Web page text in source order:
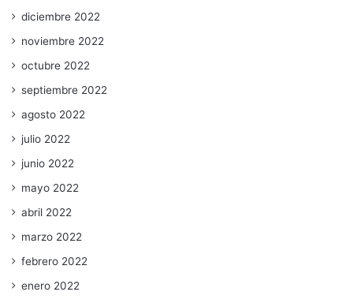
diciembre 2022
noviembre 2022
octubre 2022
septiembre 2022
agosto 2022
julio 2022
junio 2022
mayo 2022
abril 2022
marzo 2022
febrero 2022
enero 2022